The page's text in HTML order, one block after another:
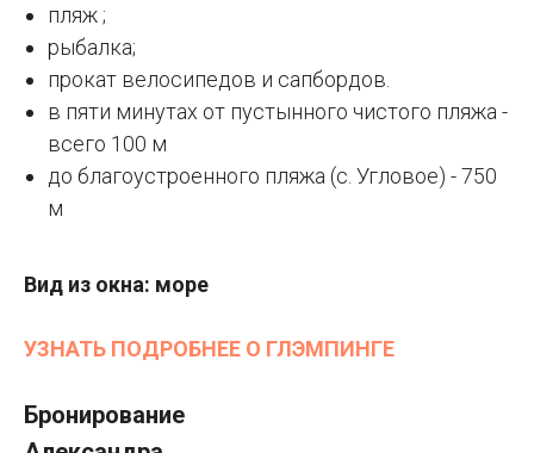
пляж ;
рыбалка;
прокат велосипедов и сапбордов.
в пяти минутах от пустынного чистого пляжа -
всего 100 м
до благоустроенного пляжа (с. Угловое) - 750
м
Вид из окна: море
УЗНАТЬ ПОДРОБНЕЕ О ГЛЭМПИНГЕ
Бронирование